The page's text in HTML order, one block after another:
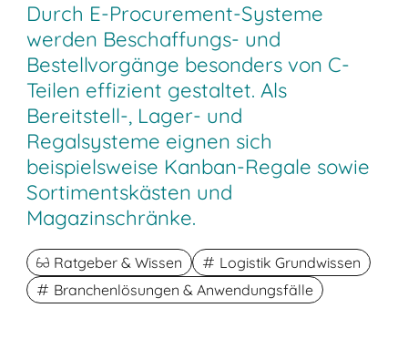
Durch E-Procurement-Systeme
werden Beschaffungs- und
Bestellvorgänge besonders von C-
Teilen effizient gestaltet. Als
Bereitstell-, Lager- und
Regalsysteme eignen sich
beispielsweise Kanban-Regale sowie
Sortimentskästen und
Magazinschränke.
Ratgeber & Wissen
Logistik Grundwissen
Branchenlösungen & Anwendungsfälle